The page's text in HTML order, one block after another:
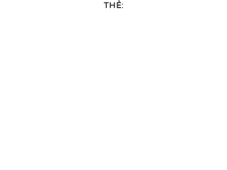
THẺ: